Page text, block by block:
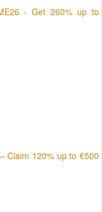
- Get 260% up to
Claim 120% up to €500